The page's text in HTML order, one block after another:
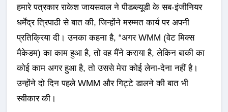
हमारे पत्रकार राकेश जायसवाल ने पीडब्ल्यूडी के सब-इंजीनियर
धर्मेंद्र त्रिपाठी से बात की, जिन्होंने मरम्मत कार्य पर अपनी
प्रतिक्रिया दी। उनका कहना है, “अगर WMM (वेट मिक्स
मैकेडम) का काम हुआ है, तो वह मैंने कराया है, लेकिन बाकी का
कोई काम अगर हुआ है, तो उससे मेरा कोई लेना-देना नहीं है।
उन्होंने दो दिन पहले WMM और गिट्टे डालने की बात भी
स्वीकार की।